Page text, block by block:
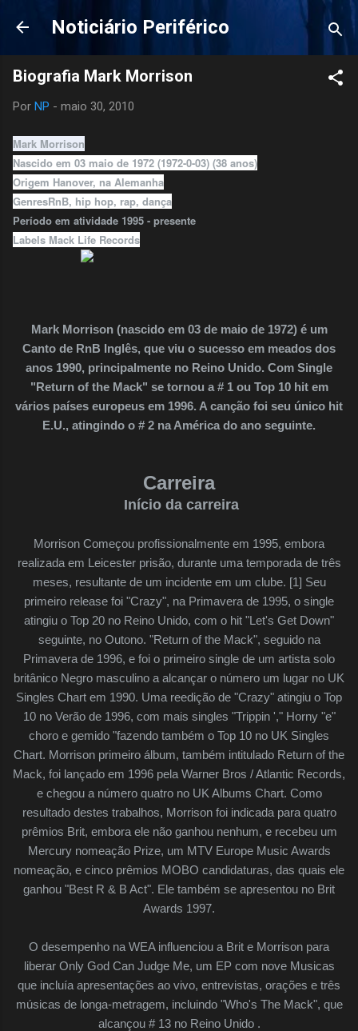
Pular para o conteúdo principal
Noticiário Periférico
Biografia Mark Morrison
Por NP - maio 30, 2010
Mark Morrison
Nascido em 03 maio de 1972 (1972-0-03) (38 anos)
Origem Hanover, na Alemanha
GenresRnB, hip hop, rap, dança
Período em atividade 1995 - presente
Labels Mack Life Records
Mark Morrison (nascido em 03 de maio de 1972) é um
Canto de RnB Inglês, que viu o sucesso em meados dos
anos 1990, principalmente no Reino Unido. Com Single
"Return of the Mack" se tornou a # 1 ou Top 10 hit em
vários países europeus em 1996. A canção foi seu único hit
E.U., atingindo o # 2 na América do ano seguinte.
Carreira
Início da carreira
Morrison Começou profissionalmente em 1995, embora
realizada em Leicester prisão, durante uma temporada de três
meses, resultante de um incidente em um clube. [1] Seu
primeiro release foi "Crazy", na Primavera de 1995, o single
atingiu o Top 20 no Reino Unido, com o hit "Let's Get Down"
seguinte, no Outono. "Return of the Mack", seguido na
Primavera de 1996, e foi o primeiro single de um artista solo
britânico Negro masculino a alcançar o número um lugar no UK
Singles Chart em 1990. Uma reedição de "Crazy" atingiu o Top
10 no Verão de 1996, com mais singles "Trippin '," Horny "e"
choro e gemido "fazendo também o Top 10 no UK Singles
Chart. Morrison primeiro álbum, também intitulado Return of the
Mack, foi lançado em 1996 pela Warner Bros / Atlantic Records,
e chegou a número quatro no UK Albums Chart. Como
resultado destes trabalhos, Morrison foi indicada para quatro
prêmios Brit, embora ele não ganhou nenhum, e recebeu um
Mercury nomeação Prize, um MTV Europe Music Awards
nomeação, e cinco prêmios MOBO candidaturas, das quais ele
ganhou "Best R & B Act". Ele também se apresentou no Brit
Awards 1997.
O desempenho na WEA influenciou a Brit e Morrison para
liberar Only God Can Judge Me, um EP com nove Musicas
que incluía apresentações ao vivo, entrevistas, orações e três
músicas de longa-metragem, incluindo "Who's The Mack", que
alcançou # 13 no Reino Unido .